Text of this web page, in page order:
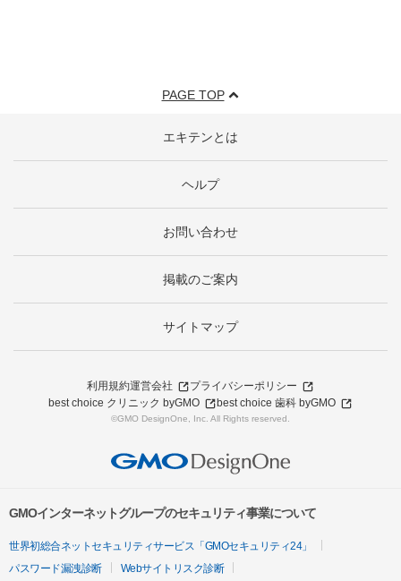
PAGE TOP
エキテンとは
ヘルプ
お問い合わせ
掲載のご案内
サイトマップ
利用規約運営会社
プライバシーポリシー
best choice クリニック byGMO
best choice 歯科 byGMO
©GMO DesignOne, Inc. All Rights reserved.
GMOインターネットグループのセキュリティ事業について
世界初総合ネットセキュリティサービス「GMOセキュリティ24」
パスワード漏洩診断
Webサイトリスク診断